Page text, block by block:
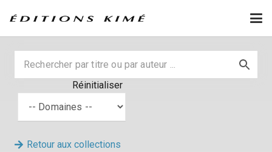
Réinitialiser
Retour aux collections